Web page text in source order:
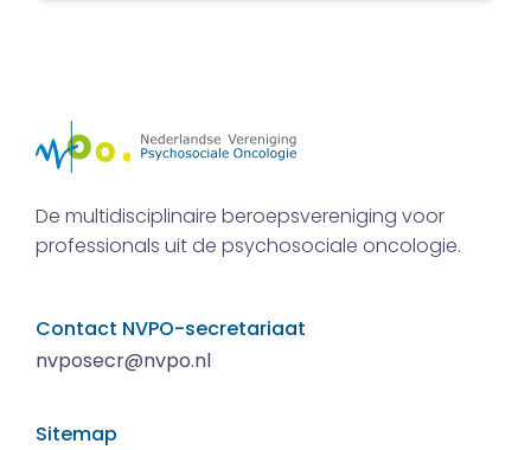
De multidisciplinaire beroepsvereniging voor
professionals uit de psychosociale oncologie.
Contact NVPO-secretariaat
nvposecr@nvpo.nl
Sitemap